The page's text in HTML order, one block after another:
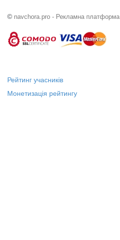
© navchora.pro - Рекламна платформа
Рейтинг учасників
Монетизація рейтингу